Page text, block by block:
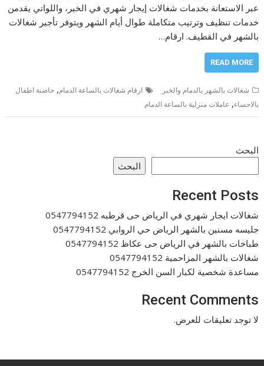
عبر الاستعانة بخدمات شغالات إيجار شهري في الخبر، واللواتي يقدمن
خدمات تنظيف وترتيب متكاملة طوال أيام الشهر ويتوفر تأجير شغالات
بالشهر في القطيف. ارقام…
READ MORE
شغالات بالشهر بالدمام والخبر ارقام شغالات بالساعة الدمام,حاضنة اطفال
بالاحساء, عاملات منزلية بالساعة الدمام
البحث
البحث
Recent Posts
شغالات ايجار شهري في الرياض حى قرطبه 0547794152
جليسه مسنين بالشهر الرياض حي الروابي 0547794152
طباخات بالشهر في الرياض حى عكاظ 0547794152
شغالات بالشهر المزاحمية 0547794152
مساعدة شخصية لكبار السن الخرج 0547794152
Recent Comments
لا توجد تعليقات للعرض.